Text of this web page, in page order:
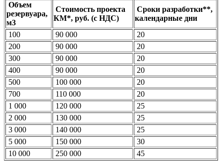
Объем
резервуара,
м3
Стоимость проекта
КМ*, руб. (с НДС)
Сроки разработки**,
календарные дни
100
90 000
20
200
90 000
20
300
90 000
20
400
90 000
20
500
100 000
20
700
110 000
20
1 000
120 000
25
2 000
130 000
25
3 000
140 000
25
5 000
150 000
30
10 000
250 000 45